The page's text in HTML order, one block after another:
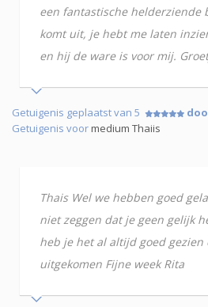
een fantastische helderziende
komt uit, je hebt me laten
en hij de ware is voor mij.
Getuigenis geplaatst van 5
Getuigenis voormedium Thaiis
Thais Wel we hebben goed
niet zeggen dat je geen gelijk
heb je het al altijd goed gezien
uitgekomen Fijne week Rita